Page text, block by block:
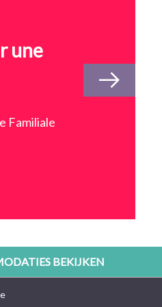
une
Familiale
BEKIJKEN